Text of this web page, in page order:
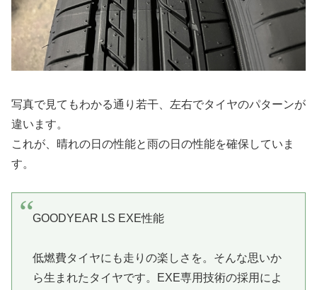
写真で見てもわかる通り若干、左右でタイヤのパターンが
違います。
これが、晴れの日の性能と雨の日の性能を確保していま
す。
GOODYEAR LS EXE性能
低燃費タイヤにも走りの楽しさを。そんな思いか
ら生まれたタイヤです。EXE専用技術の採用によ